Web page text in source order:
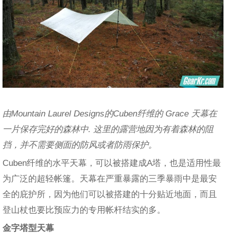
由Mountain Laurel Designs的Cuben纤维的 Grace 天幕在
一片保存完好的森林中. 这里的露营地因为有着森林的阻
挡，并不需要侧面的防风或者防雨保护。
Cuben纤维的水平天幕，可以被搭建成A塔，也是适用性最
为广泛的超轻帐篷。天幕在严重暴露的三季暴雨中是最安
全的庇护所，因为他们可以被搭建的十分贴近地面，而且
登山杖也要比预应力的专用帐杆结实的多。
金字塔型天幕